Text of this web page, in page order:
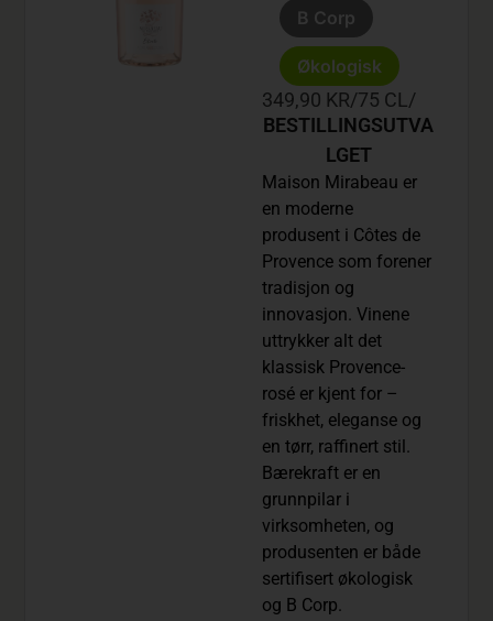
B Corp
Økologisk
349,90 KR/75 CL/
BESTILLINGSUTVA
LGET
Maison Mirabeau er
en moderne
produsent i Côtes de
Provence som forener
tradisjon og
innovasjon. Vinene
uttrykker alt det
klassisk Provence-
rosé er kjent for –
friskhet, eleganse og
en tørr, raffinert stil.
Bærekraft er en
grunnpilar i
virksomheten, og
produsenten er både
sertifisert økologisk
og B Corp.